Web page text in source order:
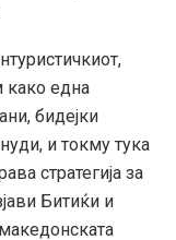
како една
бидејки
и токму тука
стратегија за
Битиќи и